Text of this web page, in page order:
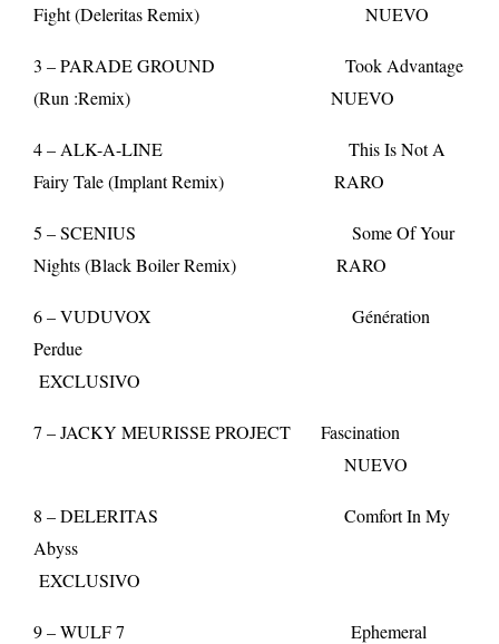
Fight (Deleritas Remix) NUEVO
3 – PARADE GROUND Took Advantage
(Run :Remix) NUEVO
4 – ALK-A-LINE This Is Not A
Fairy Tale (Implant Remix) RARO
5 – SCENIUS Some Of Your
Nights (Black Boiler Remix) RARO
6 – VUDUVOX Génération
Perdue
EXCLUSIVO
7 – JACKY MEURISSE PROJECT Fascination
NUEVO
8 – DELERITAS Comfort In My
Abyss
EXCLUSIVO
9 – WULF 7 Ephemeral